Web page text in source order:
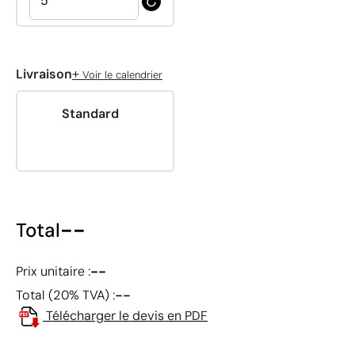
Livraison+ Voir le calendrier
Standard
Total--
Prix unitaire :--
Total (20% TVA) :--
Télécharger le devis en PDF